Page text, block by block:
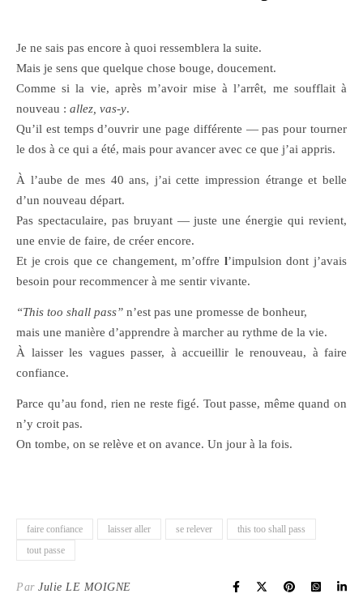
Je ne sais pas encore à quoi ressemblera la suite.
Mais je sens que quelque chose bouge, doucement.
Comme si la vie, après m’avoir mise à l’arrêt, me soufflait à
nouveau : allez, vas-y.
Qu’il est temps d’ouvrir une page différente — pas pour tourner
le dos à ce qui a été, mais pour avancer avec ce que j’ai appris.
À l’aube de mes 40 ans, j’ai cette impression étrange et belle
d’un nouveau départ.
Pas spectaculaire, pas bruyant — juste une énergie qui revient,
une envie de faire, de créer encore.
Et je crois que ce changement, m’offre l’impulsion dont j’avais
besoin pour recommencer à me sentir vivante.
“This too shall pass” n’est pas une promesse de bonheur,
mais une manière d’apprendre à marcher au rythme de la vie.
À laisser les vagues passer, à accueillir le renouveau, à faire
confiance.
Parce qu’au fond, rien ne reste figé. Tout passe, même quand on
n’y croit pas.
On tombe, on se relève et on avance. Un jour à la fois.
faire confiance laisser aller se relever
this too shall pass
tout passe
Par Julie LE MOIGNE